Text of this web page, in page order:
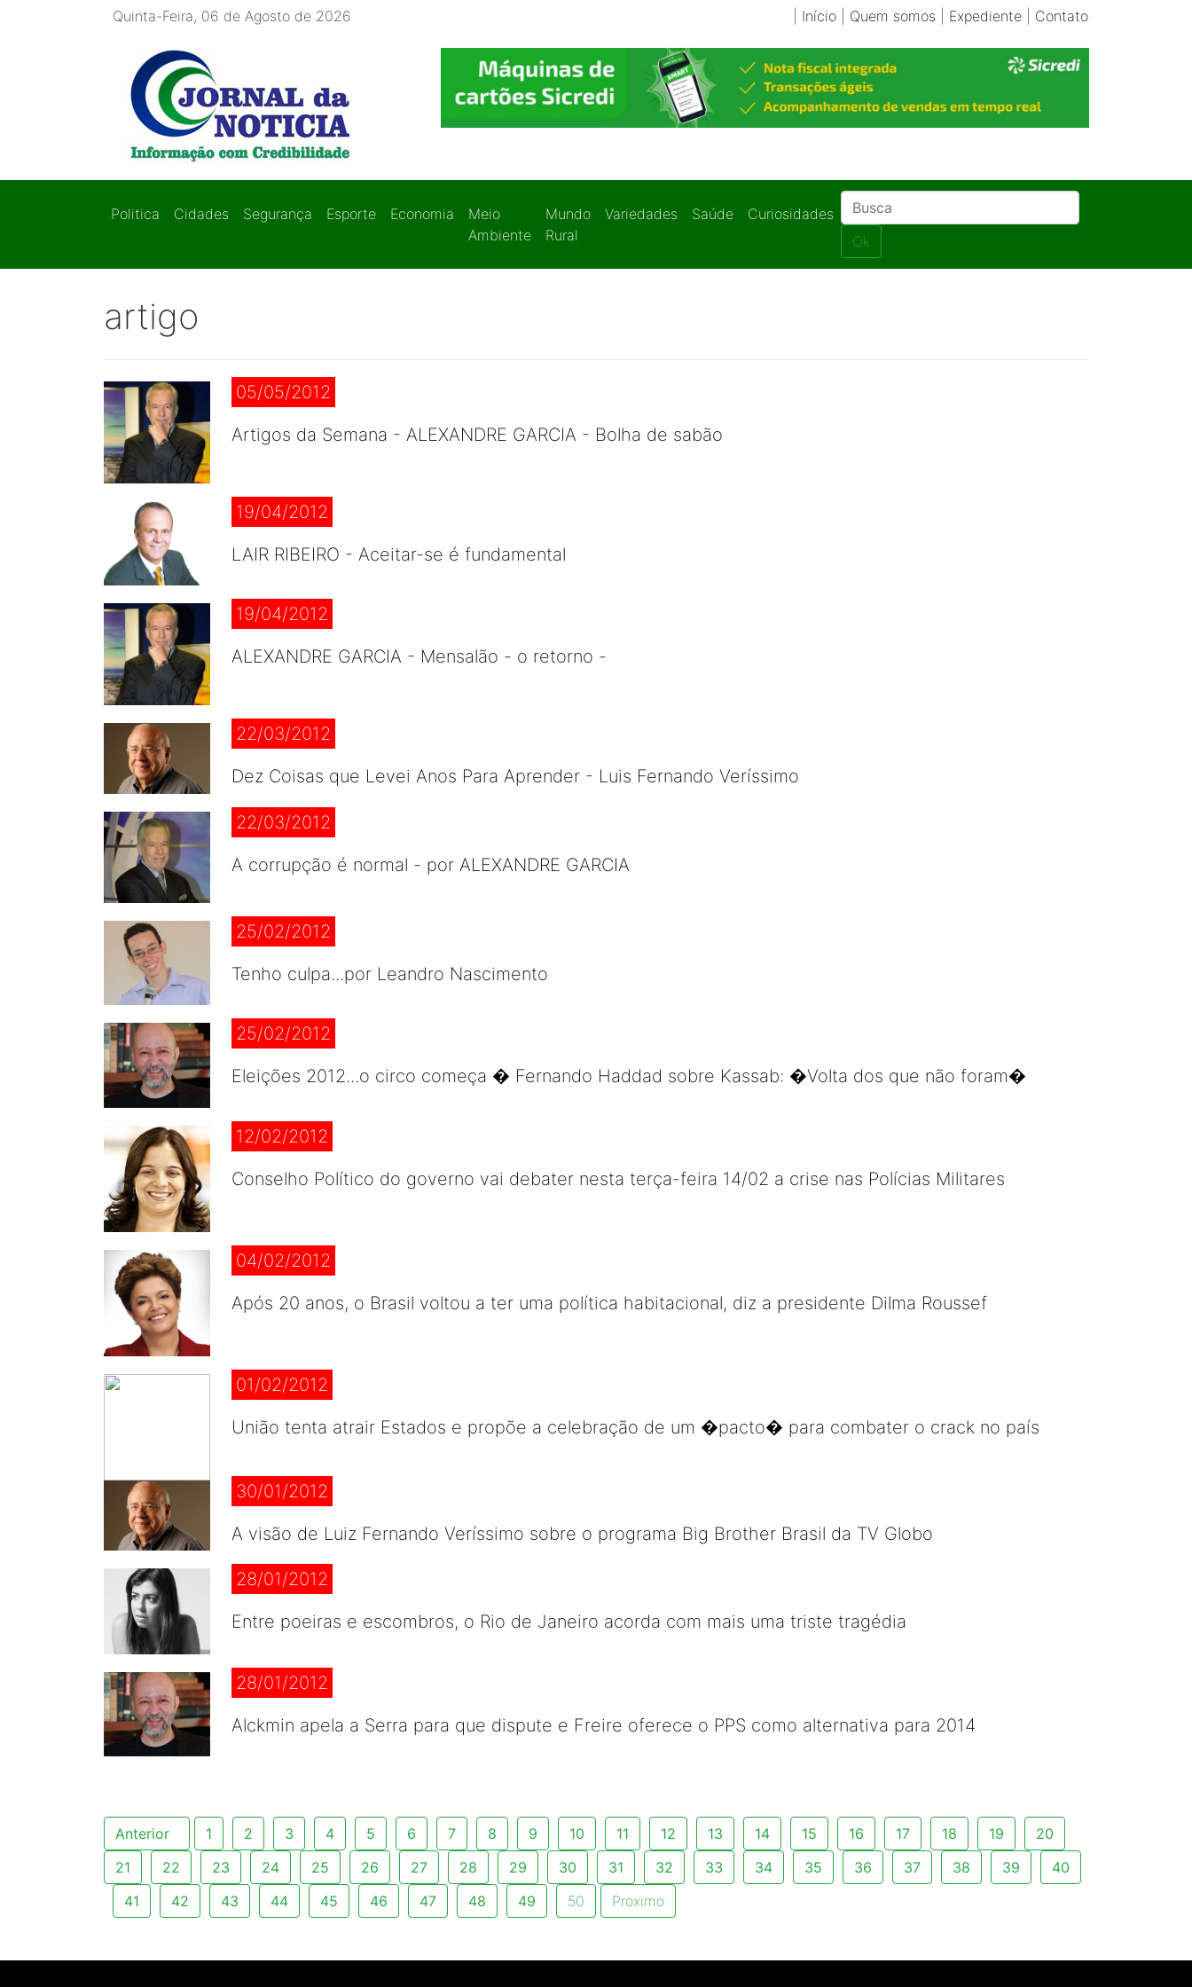
Quinta-Feira, 06 de Agosto de 2026 Início| Quem somos Expediente| Contato
Politica Cidades Segurança Esporte Economia
Meio
Ambiente
Mundo
Rural
Variedades Saúde
Curiosidades
Ok
artigo
05/05/2012
Artigos da Semana - ALEXANDRE GARCIA - Bolha de sabão
19/04/2012
LAIR RIBEIRO - Aceitar-se é fundamental
19/04/2012
ALEXANDRE GARCIA - Mensalão - o retorno -
22/03/2012
Dez Coisas que Levei Anos Para Aprender - Luis Fernando Veríssimo
22/03/2012
A corrupção é normal - por ALEXANDRE GARCIA
25/02/2012
Tenho culpa...por Leandro Nascimento
25/02/2012
Eleições 2012...o circo começa � Fernando Haddad sobre Kassab: �Volta dos que não foram�
12/02/2012
Conselho Político do governo vai debater nesta terça-feira 14/02 a crise nas Polícias Militares
04/02/2012
Após 20 anos, o Brasil voltou a ter uma política habitacional, diz a presidente Dilma Roussef
01/02/2012
União tenta atrair Estados e propõe a celebração de um �pacto� para combater o crack no país
30/01/2012
A visão de Luiz Fernando Veríssimo sobre o programa Big Brother Brasil da TV Globo
28/01/2012
Entre poeiras e escombros, o Rio de Janeiro acorda com mais uma triste tragédia
28/01/2012
Alckmin apela a Serra para que dispute e Freire oferece o PPS como alternativa para 2014
Anterior 1 2 3 4 5 6 7 8 9 10 11 12 13 14 15 16 17 18 19
20
21
22 23 24 25 26 27 28 29 30 31 32 33 34 35 36 37 38 39
40
41
42 43 44 45 46 47 48 49 50 Proximo